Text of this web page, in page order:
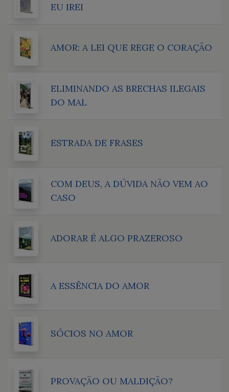
EU IREI
AMOR: A LEI QUE REGE O CORAÇÃO
ELIMINANDO AS BRECHAS ILEGAIS
DO MAL
ESTRADA DE FRASES
COM DEUS, A DÚVIDA NÃO VEM AO
CASO
ADORAR É ALGO PRAZEROSO
A ESSÊNCIA DO AMOR
SÓCIOS NO AMOR
PROVAÇÃO OU MALDIÇÃO?